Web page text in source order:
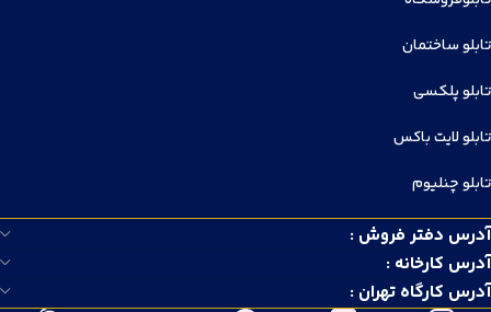
تابلو ساختمان
تابلو پلکسی
تابلو لایت باکس
تابلو چنلیوم
آدرس دفتر فروش :
آدرس کارخانه :
آدرس کارگاه تهران :